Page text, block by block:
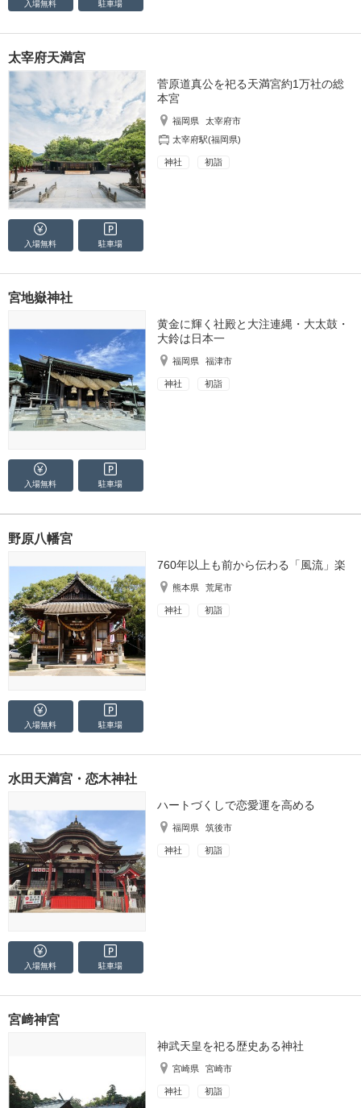
入場無料 駐車場
太宰府天満宮
菅原道真公を祀る天満宮約1万社の総
本宮
福岡県
太宰府市
太宰府駅(福岡県)
神社 初詣
入場無料 駐車場
宮地嶽神社
黄金に輝く社殿と大注連縄・大太鼓・
大鈴は日本一
福岡県 福津市
神社 初詣
入場無料 駐車場
野原八幡宮
760年以上も前から伝わる「風流」楽
熊本県 荒尾市
神社 初詣
入場無料 駐車場
水田天満宮・恋木神社
ハートづくしで恋愛運を高める
福岡県 筑後市
神社 初詣
入場無料 駐車場
宮﨑神宮
神武天皇を祀る歴史ある神社
宮崎県 宮崎市
神社 初詣